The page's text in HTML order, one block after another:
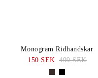
Monogram Ridhandskar
150 SEK 499 SEK